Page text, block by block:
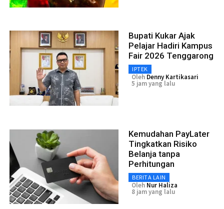
Bupati Kukar Ajak
Pelajar Hadiri Kampus
Fair 2026 Tenggarong
IPTEK
Oleh Denny Kartikasari
5 jam yang lalu
Kemudahan PayLater
Tingkatkan Risiko
Belanja tanpa
Perhitungan
BERITA LAIN
Oleh Nur Haliza
8 jam yang lalu